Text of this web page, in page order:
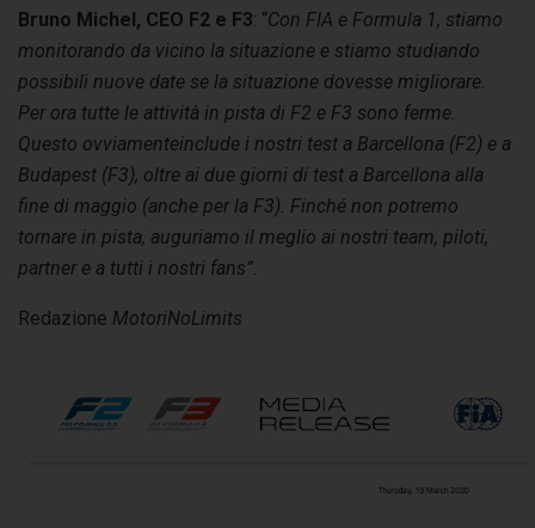
Bruno Michel, CEO F2 e F3: “Con FIA e Formula 1, stiamo
monitorando da vicino la situazione e stiamo studiando
possibili nuove date se la situazione dovesse migliorare.
Per ora tutte le attività in pista di F2 e F3 sono ferme.
Questo ovviamenteinclude i nostri test a Barcellona (F2) e a
Budapest (F3), oltre ai due giorni di test a Barcellona alla
fine di maggio (anche per la F3). Finché non potremo
tornare in pista, auguriamo il meglio ai nostri team, piloti,
partner e a tutti i nostri fans”.
Redazione MotoriNoLimits